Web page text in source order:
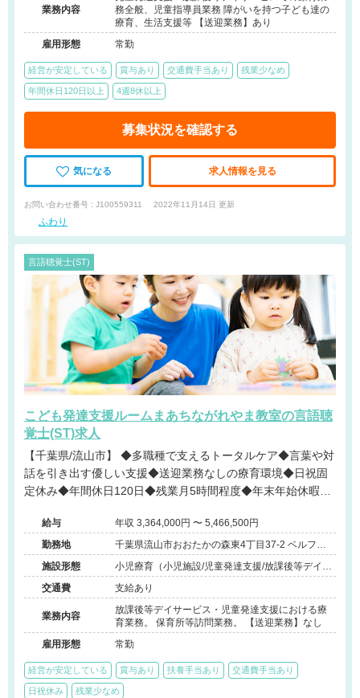
業務内容
務全般、児童指導員業務 障がいを持つ子ども達の
療育、生活支援等 【送迎業務】あり
雇用形態
常勤
経営が安定している 賞与あり 交通費手当あり 残業少なめ
年間休日120日以上 4週8休以上
募集状況を確認する
気になる 求人情報を見る
お問い合わせ番号 : J100559311 2022年11月14日 更新
ふわり
言語聴覚士(ST)
こども発達支援ルームまあちながれやま教室の言語聴
覚士(ST)求人
【千葉県/流山市】 ◆多職種で支えるトータルケア◆言葉や対
話を引き出す優しい支援◆送迎業務なしの療育環境◆日祝固
定休み◆年間休日120日◆残業月5時間程度◆年末年始休暇あ
給与
年収 3,364,000円 〜 5,466,500円
勤務地
千葉県流山市おおたかの森東4丁目37-2 ベルフル
ール弐番館1F
施設形態
小児療育（小児施設/児童発達支援/放課後等デイサ
ービス）
交通費 支給あり
業務内容
放課後等デイサービス・児童発達支援における療
育業務。 保育所等訪問業務。 【送迎業務】なし
雇用形態
常勤
経営が安定している 賞与あり 扶養手当あり 交通費手当あり
日祝休み 残業少なめ